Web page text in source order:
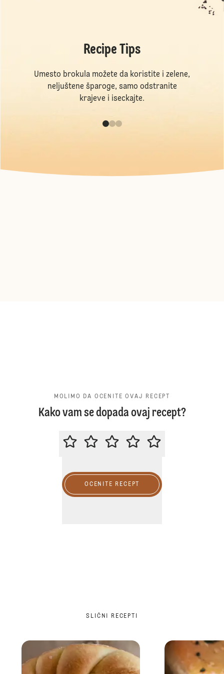
Recipe Tips
Umesto brokula možete da koristite i zelene,
neljuštene šparoge, samo odstranite
krajeve i iseckajte.
MOLIMO DA OCENITE OVAJ RECEPT
Kako vam se dopada ovaj recept?
MOLIMO DA OCENITE OVAJ
OCENITE RECEPT
SLIČNI RECEPTI